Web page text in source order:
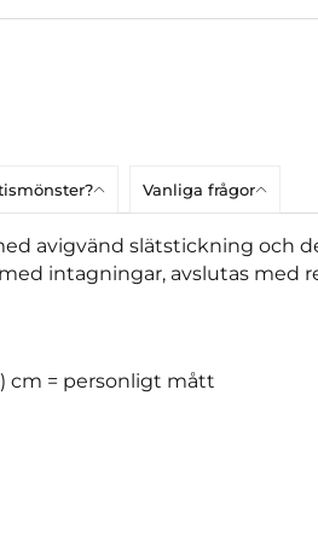
Vanliga frågor
avigvänd slätstickning och
intagningar, avslutas med
cm = personligt mått